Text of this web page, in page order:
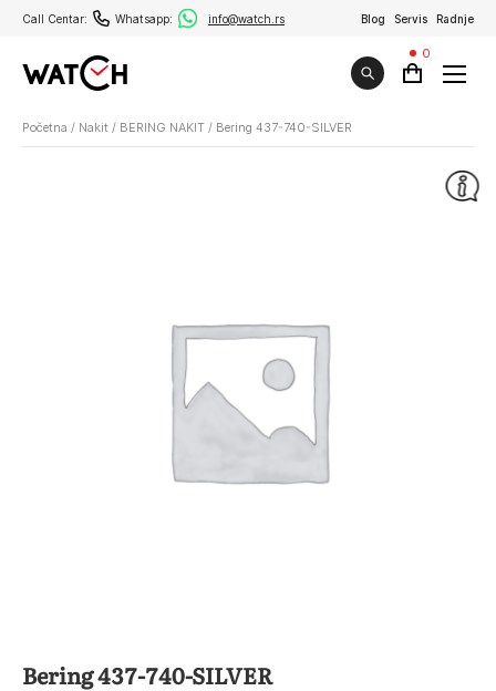
Call Centar: Whatsapp: info@watch.rs Blog Servis Radnje
0
Početna / Nakit / BERING NAKIT / Bering 437-740-SILVER
Bering 437-740-SILVER